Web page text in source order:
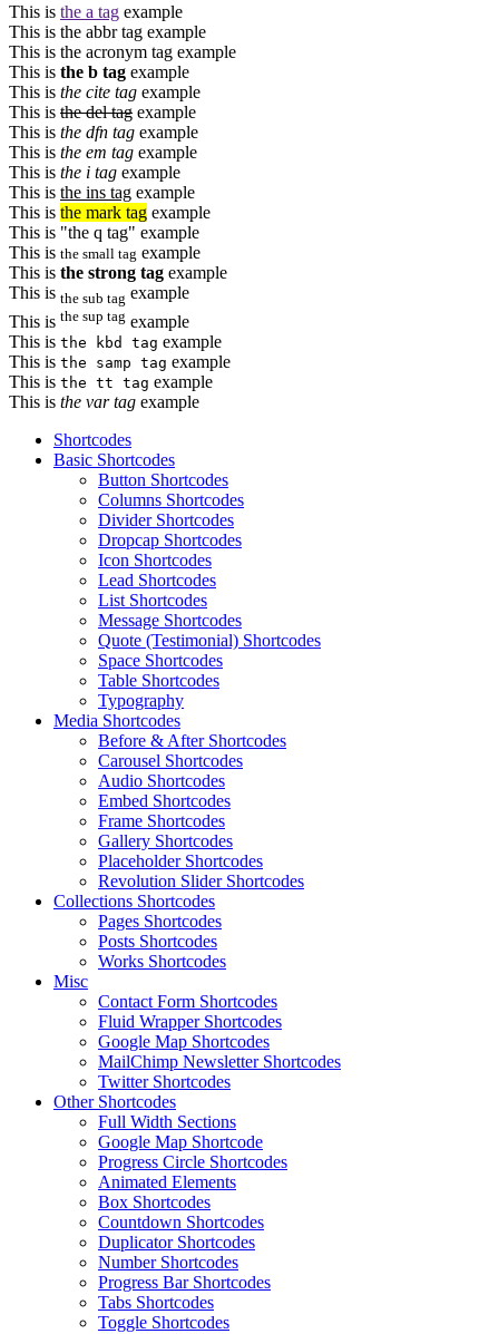
This is the a tag example
This is the abbr tag example
This is the acronym tag example
This is the b tag example
This is the cite tag example
This is the del tag example
This is the dfn tag example
This is the em tag example
This is the i tag example
This is the ins tag example
This is the mark tag example
This is
the q tag
example
This is the small tag example
This is the strong tag example
This is the sub tag example
This is the sup tag example
This is the kbd tag example
This is the samp tag example
This is the tt tag example
This is the var tag example
Shortcodes
Basic Shortcodes
Button Shortcodes
Columns Shortcodes
Divider Shortcodes
Dropcap Shortcodes
Icon Shortcodes
Lead Shortcodes
List Shortcodes
Message Shortcodes
Quote (Testimonial) Shortcodes
Space Shortcodes
Table Shortcodes
Typography
Media Shortcodes
Before & After Shortcodes
Carousel Shortcodes
Audio Shortcodes
Embed Shortcodes
Frame Shortcodes
Gallery Shortcodes
Placeholder Shortcodes
Revolution Slider Shortcodes
Collections Shortcodes
Pages Shortcodes
Posts Shortcodes
Works Shortcodes
Misc
Contact Form Shortcodes
Fluid Wrapper Shortcodes
Google Map Shortcodes
MailChimp Newsletter Shortcodes
Twitter Shortcodes
Other Shortcodes
Full Width Sections
Google Map Shortcode
Progress Circle Shortcodes
Animated Elements
Box Shortcodes
Countdown Shortcodes
Duplicator Shortcodes
Number Shortcodes
Progress Bar Shortcodes
Tabs Shortcodes
Toggle Shortcodes